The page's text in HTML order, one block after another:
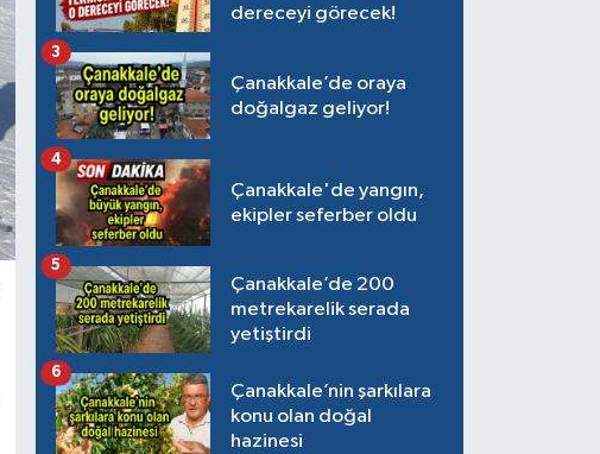
dereceyi görecek!
Çanakkale’de oraya
doğalgaz geliyor!
3
Çanakkale'de yangın,
ekipler seferber oldu
4
Çanakkale’de 200
metrekarelik serada
yetiştirdi
5
Çanakkale’nin şarkılara
konu olan doğal
hazinesi
6